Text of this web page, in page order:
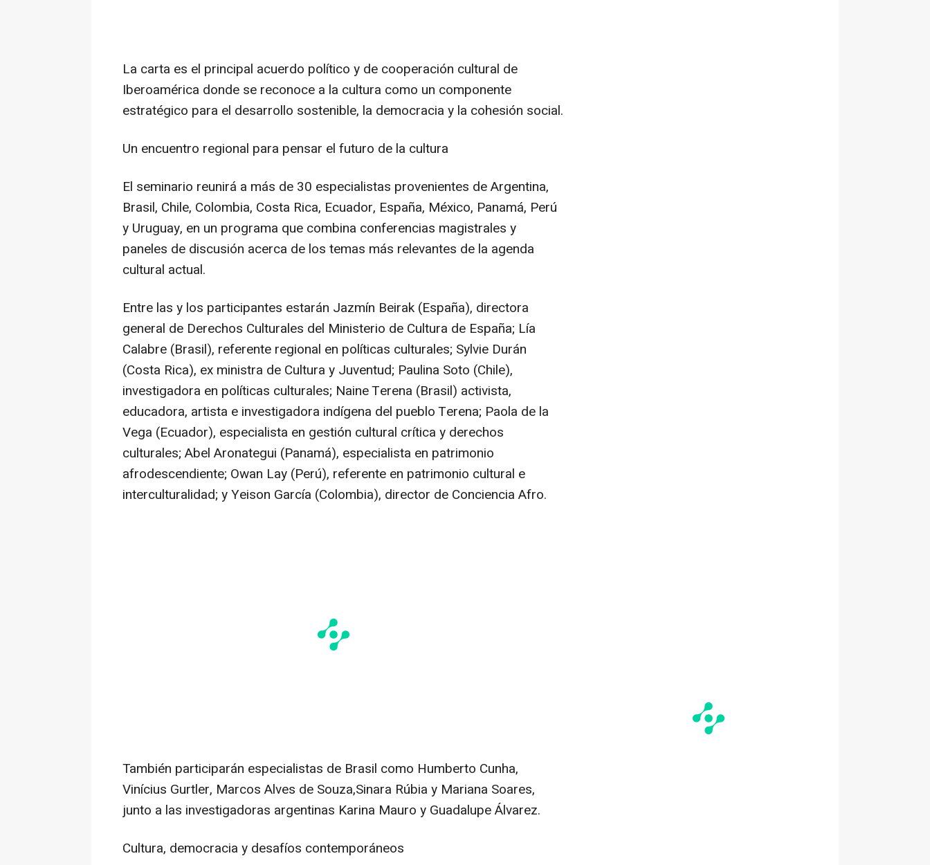
La carta es el principal acuerdo político y de cooperación cultural de
Iberoamérica donde se reconoce a la cultura como un componente
estratégico para el desarrollo sostenible, la democracia y la cohesión social.
Un encuentro regional para pensar el futuro de la cultura
El seminario reunirá a más de 30 especialistas provenientes de Argentina,
Brasil, Chile, Colombia, Costa Rica, Ecuador, España, México, Panamá, Perú
y Uruguay, en un programa que combina conferencias magistrales y
paneles de discusión acerca de los temas más relevantes de la agenda
cultural actual.
Entre las y los participantes estarán Jazmín Beirak (España), directora
general de Derechos Culturales del Ministerio de Cultura de España; Lía
Calabre (Brasil), referente regional en políticas culturales; Sylvie Durán
(Costa Rica), ex ministra de Cultura y Juventud; Paulina Soto (Chile),
investigadora en políticas culturales; Naine Terena (Brasil) activista,
educadora, artista e investigadora indígena del pueblo Terena; Paola de la
Vega (Ecuador), especialista en gestión cultural crítica y derechos
culturales; Abel Aronategui (Panamá), especialista en patrimonio
afrodescendiente; Owan Lay (Perú), referente en patrimonio cultural e
interculturalidad; y Yeison García (Colombia), director de Conciencia Afro.
También participarán especialistas de Brasil como Humberto Cunha,
Vinícius Gurtler, Marcos Alves de Souza,Sinara Rúbia y Mariana Soares,
junto a las investigadoras argentinas Karina Mauro y Guadalupe Álvarez.
Cultura, democracia y desafíos contemporáneos